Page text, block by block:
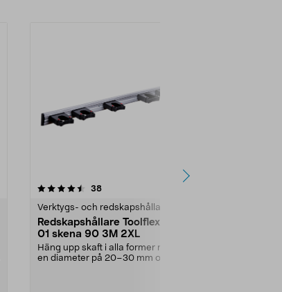
38recensioner
Verktygs- och redskapshållare
Redskapshållare Toolflex H-
01 skena 90 3M 2XL
Häng upp skaft i alla former med
en diameter på 20–30 mm och
4.5 av 5 stjärnor